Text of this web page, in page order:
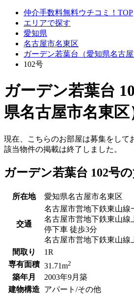
仲介手数料無料ウチコミ！TOP
エリアで探す
愛知県
名古屋市名東区
ガーデン若葉台（愛知県名古屋
102号
ガーデン若葉台
県名古屋市名東区
現在、こちらのお部屋は募集をして
該当物件の掲載は終了しました。
ガーデン若葉台 102号
所在地 愛知県名古屋市名東区
交通
名古屋市営地下鉄東山線
名古屋市営地下鉄東山
停下車 徒歩3分
名古屋市営地下鉄東山線
間取り
1R
専有面積 31.71m2
築年月
2003年9月築
建物構造
アパート/その他